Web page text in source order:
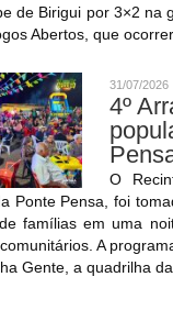
de Birigui por 3×2 na
Abertos, que
31/07/2026
4º
O
Ponte Pensa, foi
famílias em uma
A
Gente, a quadrilha